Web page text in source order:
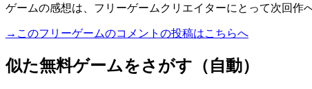
ゲームの感想は、フリーゲームクリエイターにとって次回作
→このフリーゲームのコメントの投稿はこちらへ
似た無料ゲームをさがす（自動）